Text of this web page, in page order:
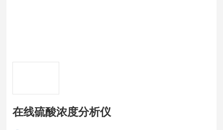
在线硫酸浓度分析仪